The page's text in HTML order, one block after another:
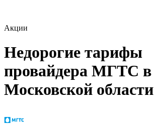
Акции
Недорогие тарифы
провайдера МГТС в
Московской области